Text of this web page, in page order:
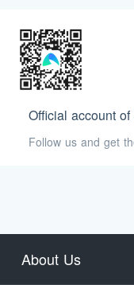
Official account
Follow us and get
About Us